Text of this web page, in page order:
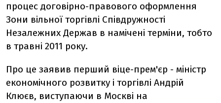
процес договірно-правового оформлення
Зони вільної торгівлі Співдружності
Незалежних Держав в намічені терміни, тобто
в травні 2011 року.
Про це заявив перший віце-прем'єр - міністр
економічного розвитку і торгівлі Андрій
Клюєв, виступаючи в Москві на